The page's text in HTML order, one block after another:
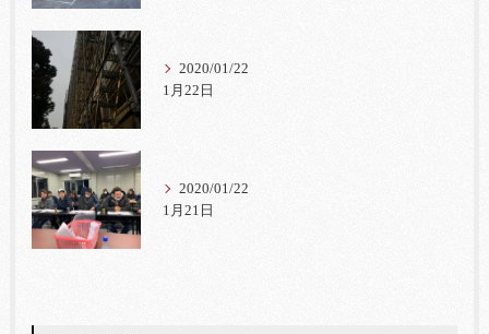
2020/01/22
1月22日
2020/01/22
1月21日